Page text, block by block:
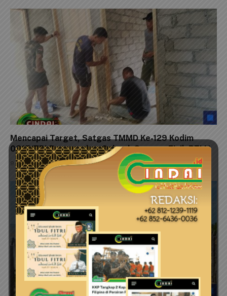
Mencapai Target, Satgas TMMD Ke-129 Kodim
0315/TPI Rampungkan Seluruh Sasaran Fisik RTLH
9 Agustus 2026